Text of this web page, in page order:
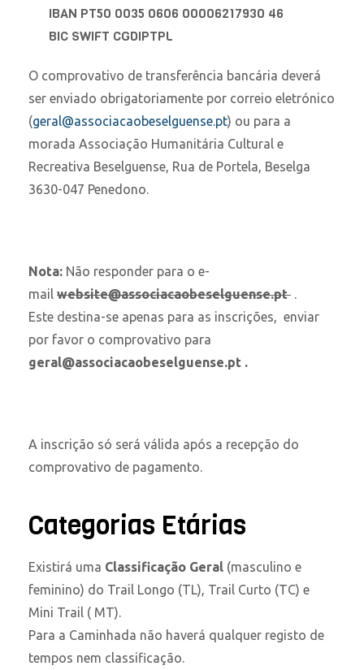
IBAN PT50 0035 0606 00006217930 46
BIC SWIFT CGDIPTPL
O comprovativo de transferência bancária deverá
ser enviado obrigatoriamente por correio eletrónico
(geral@associacaobeselguense.pt) ou para a
morada Associação Humanitária Cultural e
Recreativa Beselguense, Rua de Portela, Beselga
3630-047 Penedono.
Nota: Não responder para o e-
mail website@associacaobeselguense.pt .
Este destina-se apenas para as inscrições, enviar
por favor o comprovativo para
geral@associacaobeselguense.pt .
A inscrição só será válida após a recepção do
comprovativo de pagamento.
Categorias Etárias
Existirá uma Classificação Geral (masculino e
feminino) do Trail Longo (TL), Trail Curto (TC) e
Mini Trail ( MT).
Para a Caminhada não haverá qualquer registo de
tempos nem classificação.